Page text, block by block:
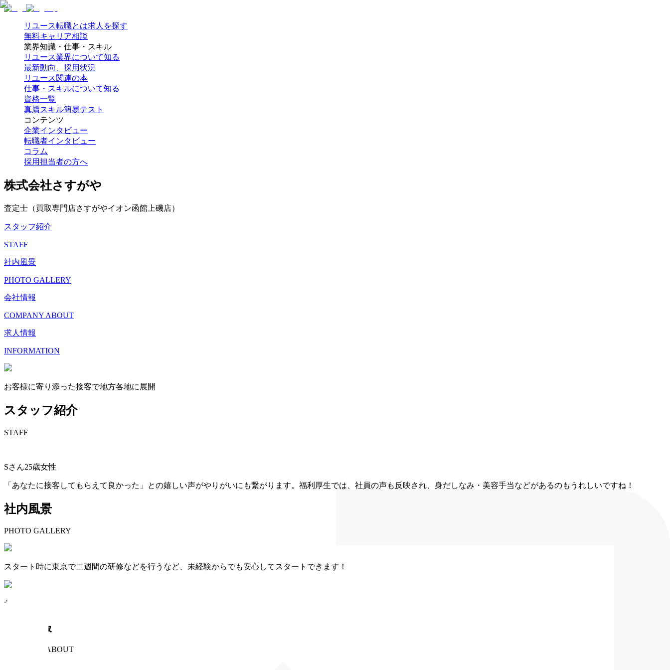
リユース転職とは求人を探す
無料キャリア相談
業界知識・仕事・スキル
リユース業界について知る
最新動向、採用状況
リユース関連の本
仕事・スキルについて知る
資格一覧
真贋スキル簡易テスト
コンテンツ
企業インタビュー
転職者インタビュー
コラム
採用担当者の方へ
株式会社さすがや
査定士（買取専門店さすがやイオン函館上磯店）
スタッフ紹介
STAFF
社内風景
PHOTO GALLERY
会社情報
COMPANY ABOUT
求人情報
INFORMATION
お客様に寄り添った接客で地方各地に展開
スタッフ紹介
STAFF
Sさん25歳女性
「あなたに接客してもらえて良かった」との嬉しい声がやりがいにも繋がります。福利厚生では、社員の声も反映され、身だしなみ・美容手当などがあるのもうれしいですね！
社内風景
PHOTO GALLERY
スタート時に東京で二週間の研修などを行うなど、未経験からでも安心してスタートできます！
北海道、東北、関東、東京、甲信越、北陸、中国地方などに100店舗展開。今後3年で250店舗へ！
会社情報
COMPANY ABOUT